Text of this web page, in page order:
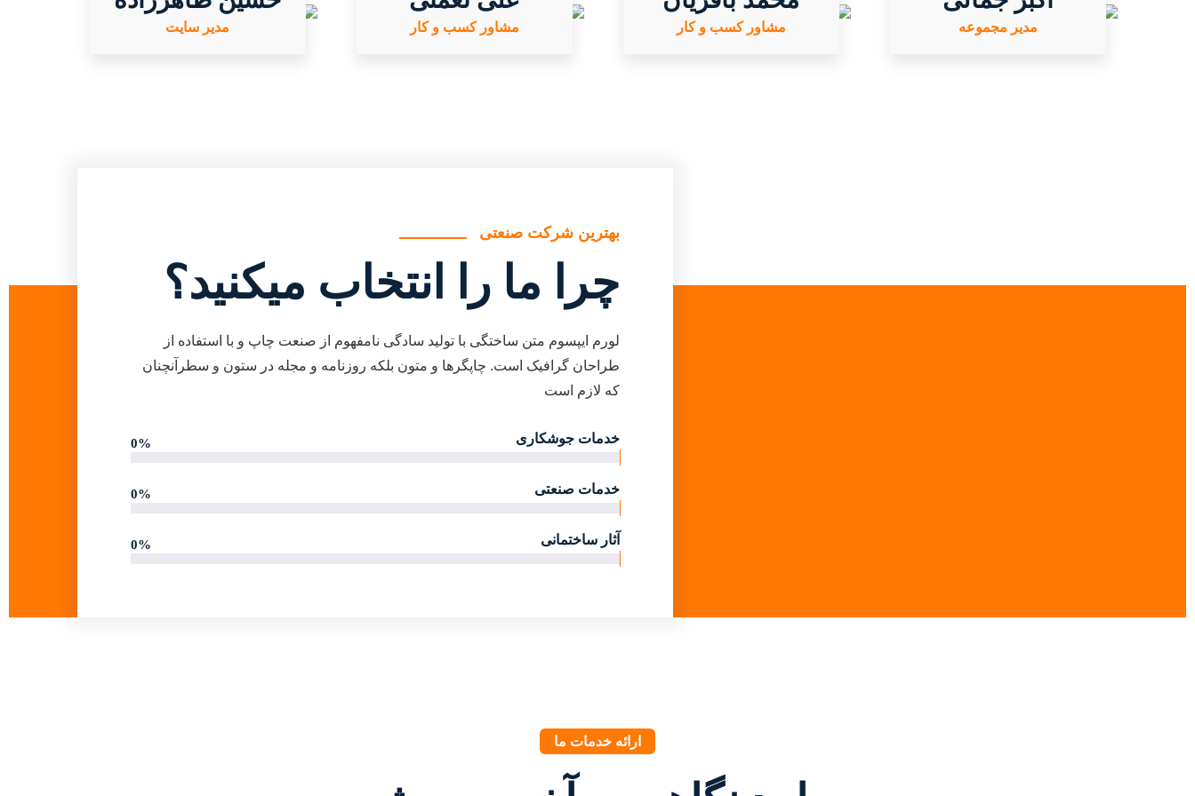
مدیر سایت مشاور کسب و کار مشاور کسب و کار مدیر مجموعه
بهترین شرکت صنعتی
چرا ما را انتخاب میکنید؟
لورم ایپسوم متن ساختگی با تولید سادگی نامفهوم از صنعت چاپ و با استفاده از
طراحان گرافیک است. چاپگرها و متون بلکه روزنامه و مجله در ستون و سطرآنچنان
که لازم است
خدمات جوشکاری 0%
خدمات صنعتی 0%
آثار ساختمانی 0%
ارائه خدمات ما